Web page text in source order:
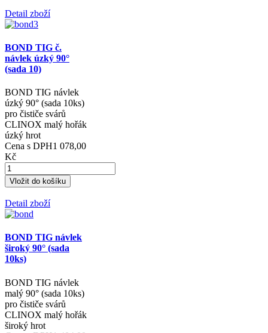
Detail zboží
BOND TIG č.
návlek úzký 90°
(sada 10)
BOND TIG návlek
úzký 90° (sada 10ks)
pro čističe svárů
CLINOX malý hořák
úzký hrot
Cena s DPH1 078,00
Kč
Detail zboží
BOND TIG návlek
široký 90° (sada
10ks)
BOND TIG návlek
malý 90° (sada 10ks)
pro čističe svárů
CLINOX malý hořák
široký hrot